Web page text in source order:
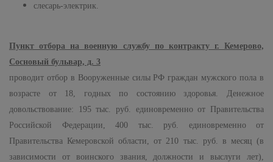
слесарь-электрик.
Пункт отбора на военную службу по контракту г. Кемерово,
Сосновый бульвар, д. 3
проводит отбор в Вооруженные силы РФ граждан мужского пола в
возрасте от 18, годных по состоянию здоровья. Денежное
довольствование: 195 тыс. руб. единовременно от Правительства
Российской Федерации, 400 тыс. руб. единовременно от
Правительства Кемеровской области, от 210 тыс. руб. в месяц (в
зависимости от воинского звания, должности и выслуги лет),